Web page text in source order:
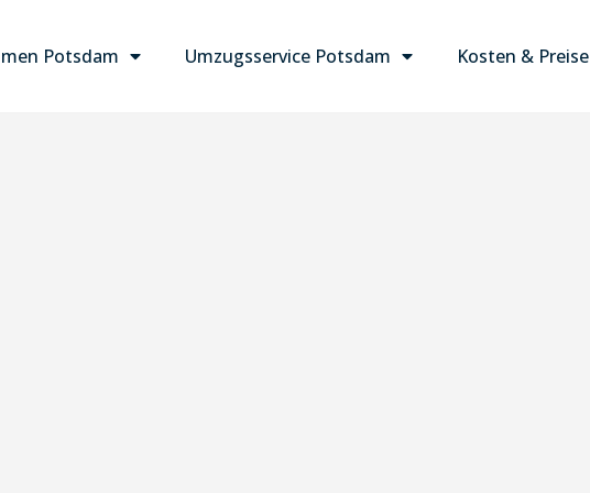
Potsdam Umzugsservice Potsdam Kosten & Preise